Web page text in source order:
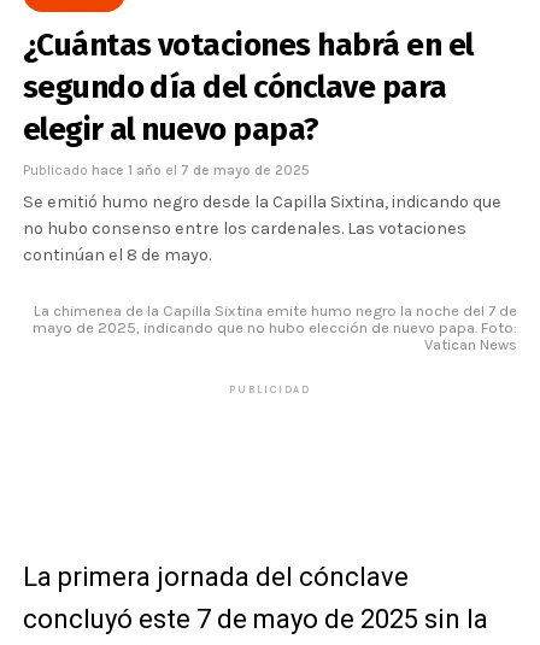
¿Cuántas votaciones habrá en el
segundo día del cónclave para
elegir al nuevo papa?
Publicado hace 1 año el 7 de mayo de 2025
Se emitió humo negro desde la Capilla Sixtina, indicando que
no hubo consenso entre los cardenales. Las votaciones
continúan el 8 de mayo.
La chimenea de la Capilla Sixtina emite humo negro la noche del 7 de
mayo de 2025, indicando que no hubo elección de nuevo papa. Foto:
Vatican News
PUBLICIDAD
La primera jornada del cónclave
concluyó este 7 de mayo de 2025 sin la